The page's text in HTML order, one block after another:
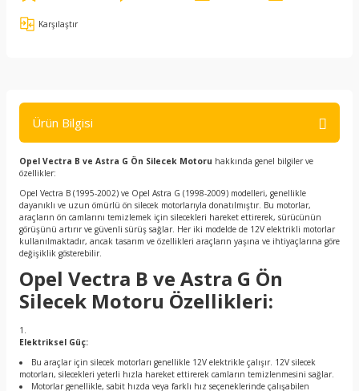
Karşılaştır
Ürün Bilgisi
Opel Vectra B ve Astra G Ön Silecek Motoru hakkında genel bilgiler ve
özellikler:
Opel Vectra B (1995-2002) ve Opel Astra G (1998-2009) modelleri, genellikle
dayanıklı ve uzun ömürlü ön silecek motorlarıyla donatılmıştır. Bu motorlar,
araçların ön camlarını temizlemek için silecekleri hareket ettirerek, sürücünün
görüşünü artırır ve güvenli sürüş sağlar. Her iki modelde de 12V elektrikli motorlar
kullanılmaktadır, ancak tasarım ve özellikleri araçların yaşına ve ihtiyaçlarına göre
değişiklik gösterebilir.
Opel Vectra B ve Astra G Ön
Silecek Motoru Özellikleri:
Elektriksel Güç:
Bu araçlar için silecek motorları genellikle 12V elektrikle çalışır. 12V silecek
motorları, silecekleri yeterli hızla hareket ettirerek camların temizlenmesini sağlar.
Motorlar genellikle, sabit hızda veya farklı hız seçeneklerinde çalışabilen